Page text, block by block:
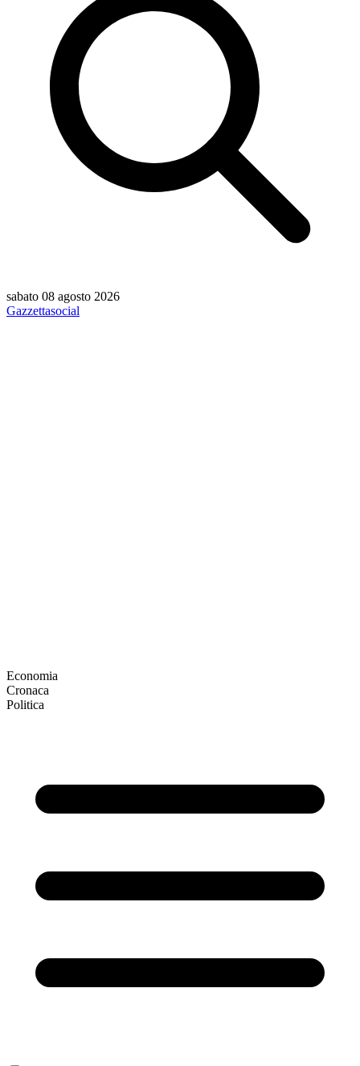
sabato 08 agosto 2026
Gazzettasocial
Economia
Cronaca
Politica